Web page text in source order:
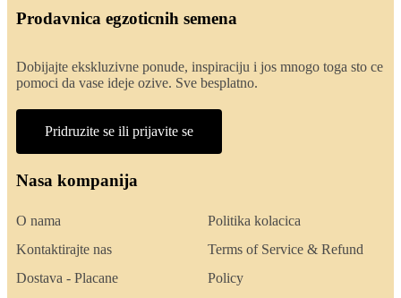
Prodavnica egzoticnih semena
Dobijajte ekskluzivne ponude, inspiraciju i jos mnogo toga sto ce
pomoci da vase ideje ozive. Sve besplatno.
Pridruzite se ili prijavite se
Nasa kompanija
O nama
Kontaktirajte nas
Dostava - Placane
Politika kolacica
Terms of Service & Refund
Policy